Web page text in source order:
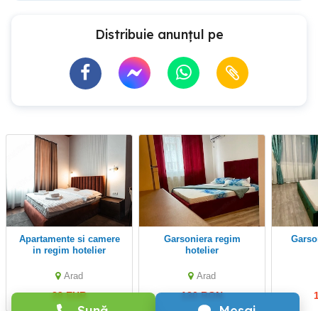
Distribuie anunțul pe
Apartamente si camere
in regim hotelier
Arad
29 EUR
Garsoniera regim
hotelier
Arad
130 RON
Garsoniera in regim